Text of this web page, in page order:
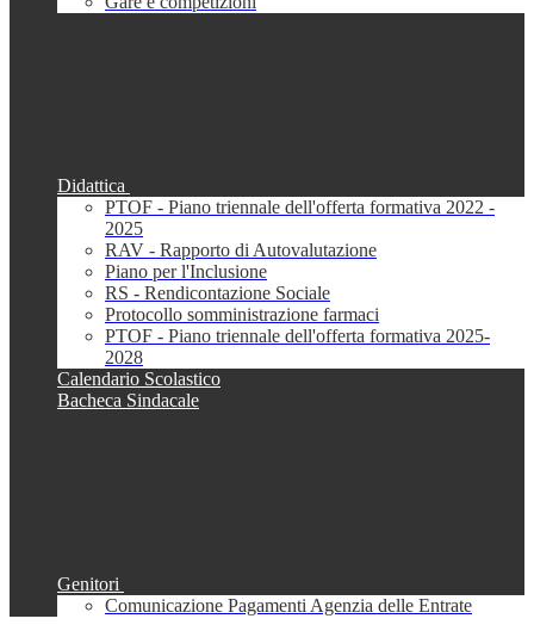
Didattica
PTOF - Piano triennale dell'offerta formativa 2022 -
2025
RAV - Rapporto di Autovalutazione
Piano per l'Inclusione
RS - Rendicontazione Sociale
Protocollo somministrazione farmaci
PTOF - Piano triennale dell'offerta formativa 2025-
2028
Calendario Scolastico
Bacheca Sindacale
Genitori
Comunicazione Pagamenti Agenzia delle Entrate